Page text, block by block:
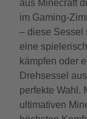
aus Minecraft
im Gaming-
– diese Sessel
eine
kämpfen oder
Drehsessel
perfekte Wahl.
ultimativen